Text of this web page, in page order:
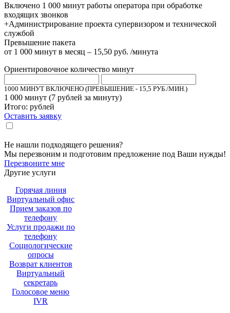
Включено 1 000 минут работы оператора при обработке
входящих звонков
+Администрирование проекта супервизором и технической
службой
Превышение пакета
от 1 000 минут в месяц – 15,50 руб. /минута
Ориентировочное количество минут
1000 МИНУТ ВКЛЮЧЕНО (ПРЕВЫШЕНИЕ - 15,5 РУБ./МИН.)
1 000 минут (7 рублей за минуту)
Итого: рублей
Оставить заявку
Не нашли подходящего решения?
Мы перезвоним и подготовим предложение под Ваши нужды!
Перезвоните мне
Другие услуги
Горячая линия
Виртуальный офис
Прием заказов по
телефону
Услуги продажи по
телефону
Социологические
опросы
Возврат клиентов
Виртуальный
секретарь
Голосовое меню
IVR